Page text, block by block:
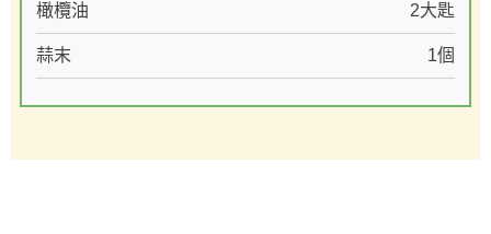
橄欖油 2大匙
蒜末 1個